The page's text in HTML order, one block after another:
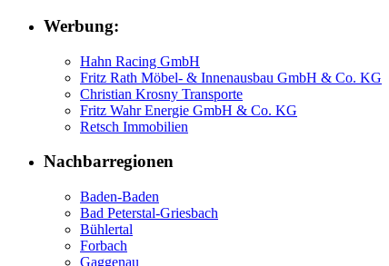
Werbung:
Hahn Racing GmbH
Fritz Rath Möbel- & Innenausbau GmbH & Co. KG
Christian Krosny Transporte
Fritz Wahr Energie GmbH & Co. KG
Retsch Immobilien
Nachbarregionen
Baden-Baden
Bad Peterstal-Griesbach
Bühlertal
Forbach
Gaggenau